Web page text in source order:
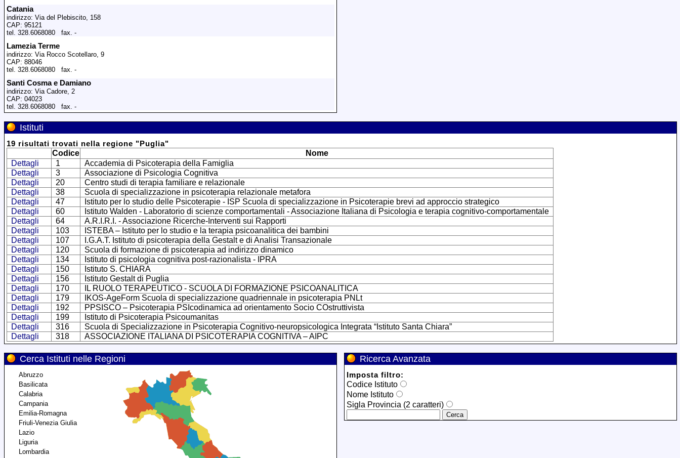
Catania
indirizzo: Via del Plebiscito, 158
CAP: 95121
tel. 328.6068080 fax. -
Lamezia Terme
indirizzo: Via Rocco Scotellaro, 9
CAP: 88046
tel. 328.6068080 fax. -
Santi Cosma e Damiano
indirizzo: Via Cadore, 2
CAP: 04023
tel. 328.6068080 fax. -
Istituti
19 risultati trovati nella regione "Puglia"
Codice
Nome
Dettagli
1
Accademia di Psicoterapia della Famiglia
Dettagli
3
Associazione di Psicologia Cognitiva
Dettagli
20
Centro studi di terapia familiare e relazionale
Dettagli
38
Scuola di specializzazione in psicoterapia relazionale metafora
Dettagli
47
Istituto per lo studio delle Psicoterapie - ISP Scuola di specializzazione in Psicoterapie brevi ad approccio strategico
Dettagli
60
Istituto Walden - Laboratorio di scienze comportamentali - Associazione Italiana di Psicologia e terapia cognitivo-comportamentale
Dettagli
64
A.R.I.R.I. - Associazione Ricerche-Interventi sui Rapporti
Dettagli
103
ISTEBA – Istituto per lo studio e la terapia psicoanalitica dei bambini
Dettagli
107
I.G.A.T. Istituto di psicoterapia della Gestalt e di Analisi Transazionale
Dettagli
120
Scuola di formazione di psicoterapia ad indirizzo dinamico
Dettagli
134
Istituto di psicologia cognitiva post-razionalista - IPRA
Dettagli
150
Istituto S. CHIARA
Dettagli
156
Istituto Gestalt di Puglia
Dettagli
170
IL RUOLO TERAPEUTICO - SCUOLA DI FORMAZIONE PSICOANALITICA
Dettagli
179
IKOS-AgeForm Scuola di specializzazione quadriennale in psicoterapia PNLt
Dettagli
192
PPSISCO – Psicoterapia PSIcodinamica ad orientamento Socio COstruttivista
Dettagli
199
Istituto di Psicoterapia Psicoumanitas
Dettagli
316
Scuola di Specializzazione in Psicoterapia Cognitivo-neuropsicologica Integrata “Istituto Santa Chiara”
Dettagli
318 ASSOCIAZIONE ITALIANA DI PSICOTERAPIA COGNITIVA – AIPC
Cerca Istituti nelle Regioni
Abruzzo
Basilicata
Calabria
Campania
Emilia-Romagna
Friuli-Venezia Giulia
Lazio
Liguria
Lombardia
Ricerca Avanzata
Imposta filtro:
Codice Istituto
Nome Istituto
Sigla Provincia (2 caratteri)